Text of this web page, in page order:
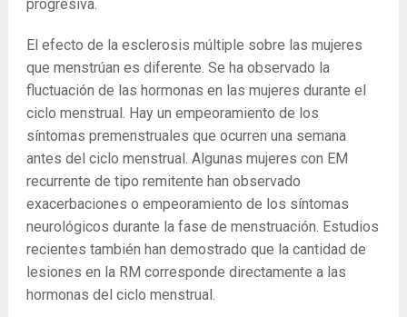
progresiva.
El efecto de la esclerosis múltiple sobre las mujeres
que menstrúan es diferente. Se ha observado la
fluctuación de las hormonas en las mujeres durante el
ciclo menstrual. Hay un empeoramiento de los
síntomas premenstruales que ocurren una semana
antes del ciclo menstrual. Algunas mujeres con EM
recurrente de tipo remitente han observado
exacerbaciones o empeoramiento de los síntomas
neurológicos durante la fase de menstruación. Estudios
recientes también han demostrado que la cantidad de
lesiones en la RM corresponde directamente a las
hormonas del ciclo menstrual.